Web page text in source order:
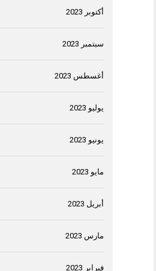
أكتوبر 2023
سبتمبر 2023
أغسطس 2023
يوليو 2023
يونيو 2023
مايو 2023
أبريل 2023
مارس 2023
فبراير 2023